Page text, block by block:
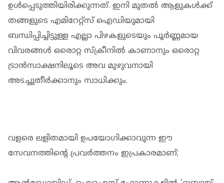
ഉൾപ്പെടുത്തിയിരിക്കുന്നത്. ഇനി മുതൽ ആളുകൾക്ക്
തങ്ങളുടെ എമിറേറ്റ്സ് ഐഡിയുമായി
ബന്ധിപ്പിച്ചിട്ടുള്ള എല്ലാ പിഴകളുടെയും പൂർണ്ണമായ
വിവരങ്ങൾ ഒരൊറ്റ സ്ക്രീനിൽ കാണാനും ഒരൊറ്റ
ട്രാൻസാക്ഷനിലൂടെ അവ മുഴുവനായി
അടച്ചുതീർക്കാനും സാധിക്കും.
വളരെ ലളിതമായി ഉപയോ​ഗിക്കാവുന്ന ഈ
സേവനത്തിന്റെ പ്രവർത്തനം ഇപ്രകാരമാണ്;